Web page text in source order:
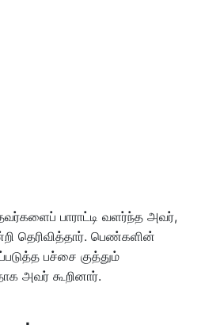
பாராட்டி வளர்ந்த அவர்,
தெரிவித்தார். பெண்களின்
பச்சை குத்தும்
அவர் கூறினார்.